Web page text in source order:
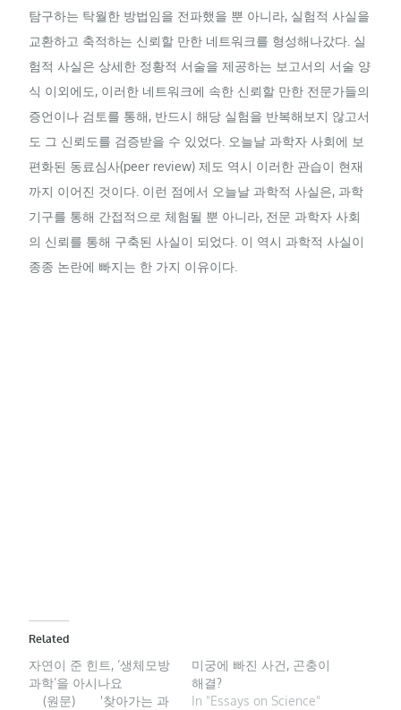
탐구하는 탁월한 방법임을 전파했을 뿐 아니라, 실험적 사실을
교환하고 축적하는 신뢰할 만한 네트워크를 형성해나갔다. 실
험적 사실은 상세한 정황적 서술을 제공하는 보고서의 서술 양
식 이외에도, 이러한 네트워크에 속한 신뢰할 만한 전문가들의
증언이나 검토를 통해, 반드시 해당 실험을 반복해보지 않고서
도 그 신뢰도를 검증받을 수 있었다. 오늘날 과학자 사회에 보
편화된 동료심사(peer review) 제도 역시 이러한 관습이 현재
까지 이어진 것이다. 이런 점에서 오늘날 과학적 사실은, 과학
기구를 통해 간접적으로 체험될 뿐 아니라, 전문 과학자 사회
의 신뢰를 통해 구축된 사실이 되었다. 이 역시 과학적 사실이
종종 논란에 빠지는 한 가지 이유이다.
Related
자연이 준 힌트, ‘생체모방
과학’을 아시나요
(원문) '찾아가는 과
미궁에 빠진 사건, 곤충이
해결?
In "Essays on Science"